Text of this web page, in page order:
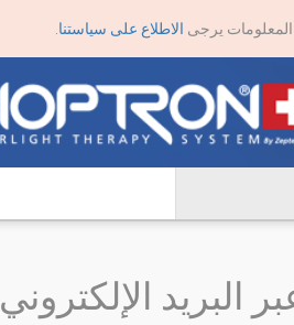
المعلومات يرجى الاطلاع على سياستنا
البريد الإلكتروني